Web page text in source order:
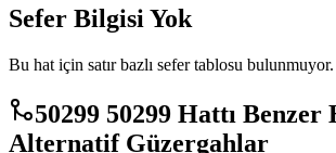
Sefer Bilgisi Yok
Bu hat için satır bazlı sefer tablosu bulunmuyor.
50299 50299 Hattı Benzer
Alternatif Güzergahlar